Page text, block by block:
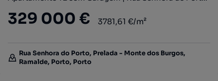
329 000 € 3781,61 €/m²
Rua Senhora do Porto, Prelada - Monte dos Burgos,
Ramalde, Porto, Porto